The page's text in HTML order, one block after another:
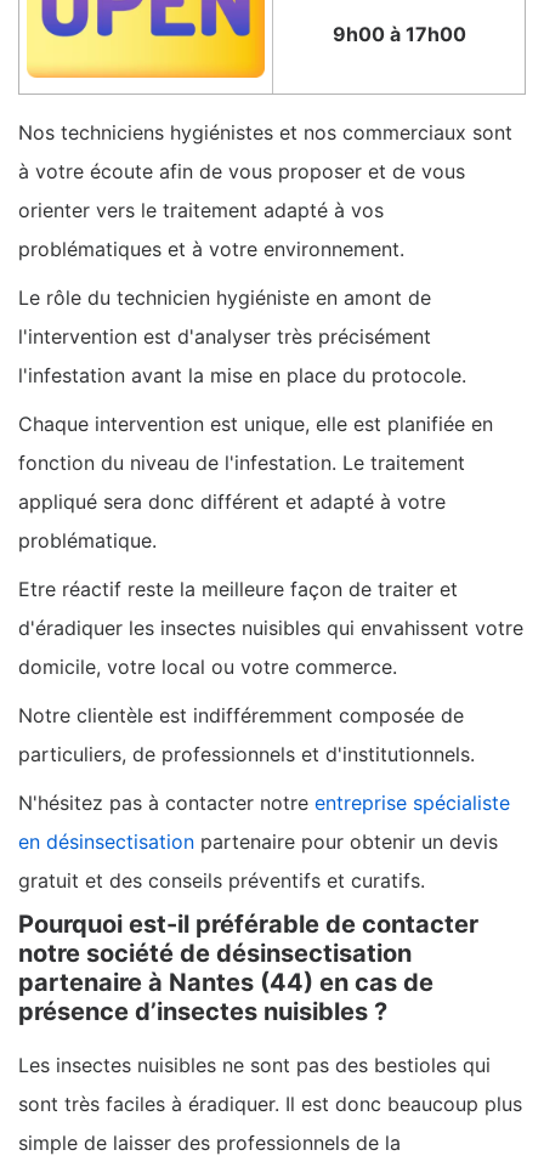
9h00 à 17h00
Nos techniciens hygiénistes et nos commerciaux sont
à votre écoute afin de vous proposer et de vous
orienter vers le traitement adapté à vos
problématiques et à votre environnement.
Le rôle du technicien hygiéniste en amont de
l'intervention est d'analyser très précisément
l'infestation avant la mise en place du protocole.
Chaque intervention est unique, elle est planifiée en
fonction du niveau de l'infestation. Le traitement
appliqué sera donc différent et adapté à votre
problématique.
Etre réactif reste la meilleure façon de traiter et
d'éradiquer les insectes nuisibles qui envahissent votre
domicile, votre local ou votre commerce.
Notre clientèle est indifféremment composée de
particuliers, de professionnels et d'institutionnels.
N'hésitez pas à contacter notre entreprise spécialiste
en désinsectisation partenaire pour obtenir un devis
gratuit et des conseils préventifs et curatifs.
Pourquoi est-il préférable de contacter
notre société de désinsectisation
partenaire à Nantes (44) en cas de
présence d’insectes nuisibles ?
Les insectes nuisibles ne sont pas des bestioles qui
sont très faciles à éradiquer. Il est donc beaucoup plus
simple de laisser des professionnels de la